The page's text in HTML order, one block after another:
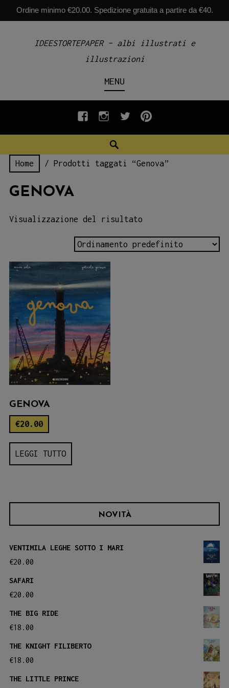
Ordine minimo €20.00. Spedizione gratuita a partire da €40.
IDEESTORTEPAPER – albi illustrati e
illustrazioni
MENU
fb INSTAGRAM
twiterpinterest
Home / Prodotti taggati “Genova”
GENOVA
Visualizzazione del risultato
GENOVA
€20.00
LEGGI TUTTO
NOVITÀ
VENTIMILA LEGHE SOTTO I MARI
€20.00
SAFARI
€20.00
THE BIG RIDE
€18.00
THE KNIGHT FILIBERTO
€18.00
THE LITTLE PRINCE